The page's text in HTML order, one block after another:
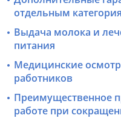
отдельным
Выдача молока и
питания
Медицинские
работников
Преимущественное
работе при